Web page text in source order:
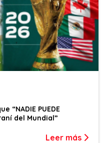
“NADIE PUEDE
del Mundial”
Leer más